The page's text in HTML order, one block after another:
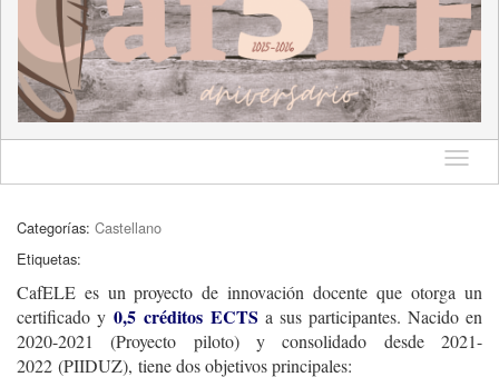
Idioma
Categorías: Castellano
Etiquetas:
CafELE es un proyecto de innovación docente que otorga un
certificado y 0,5 créditos ECTS a sus participantes. Nacido en
2020-2021 (Proyecto piloto) y consolidado desde 2021-
2022 (PIIDUZ), tiene dos objetivos principales: